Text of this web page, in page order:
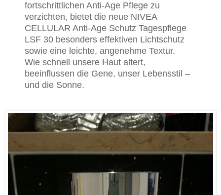
fortschrittlichen Anti-Age Pflege zu
verzichten, bietet die neue NIVEA
CELLULAR Anti-Age Schutz Tagespflege
LSF 30 besonders effektiven Lichtschutz
sowie eine leichte, angenehme Textur.
Wie schnell unsere Haut altert,
beeinflussen die Gene, unser Lebensstil –
und die Sonne.